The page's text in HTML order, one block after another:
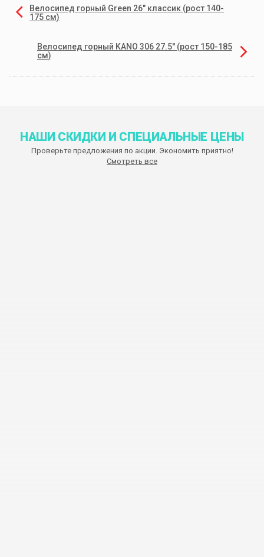
Велосипед горный Green 26" классик (рост 140-
175 см)
Велосипед горный KANO 306 27.5'' (рост 150-185
см)
НАШИ СКИДКИ И СПЕЦИАЛЬНЫЕ ЦЕНЫ
Проверьте предложения по акции. Экономить приятно!
Смотреть все